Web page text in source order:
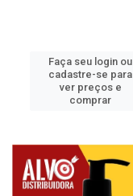
Faça seu login ou
cadastre-se para
ver preços e
comprar